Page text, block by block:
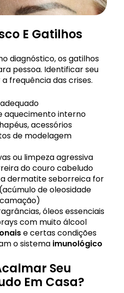
E Gatilhos
diagnóstico, os gatilhos
pessoa. Identificar seu
frequência das crises.
aquecimento interno
acessórios
de modelagem
ou limpeza agressiva
do couro cabeludo
a dermatite seborreica for
de oleosidade
óleos essenciais
com muito álcool
e certas condições
o sistema imunológico
Seu
Em Casa?